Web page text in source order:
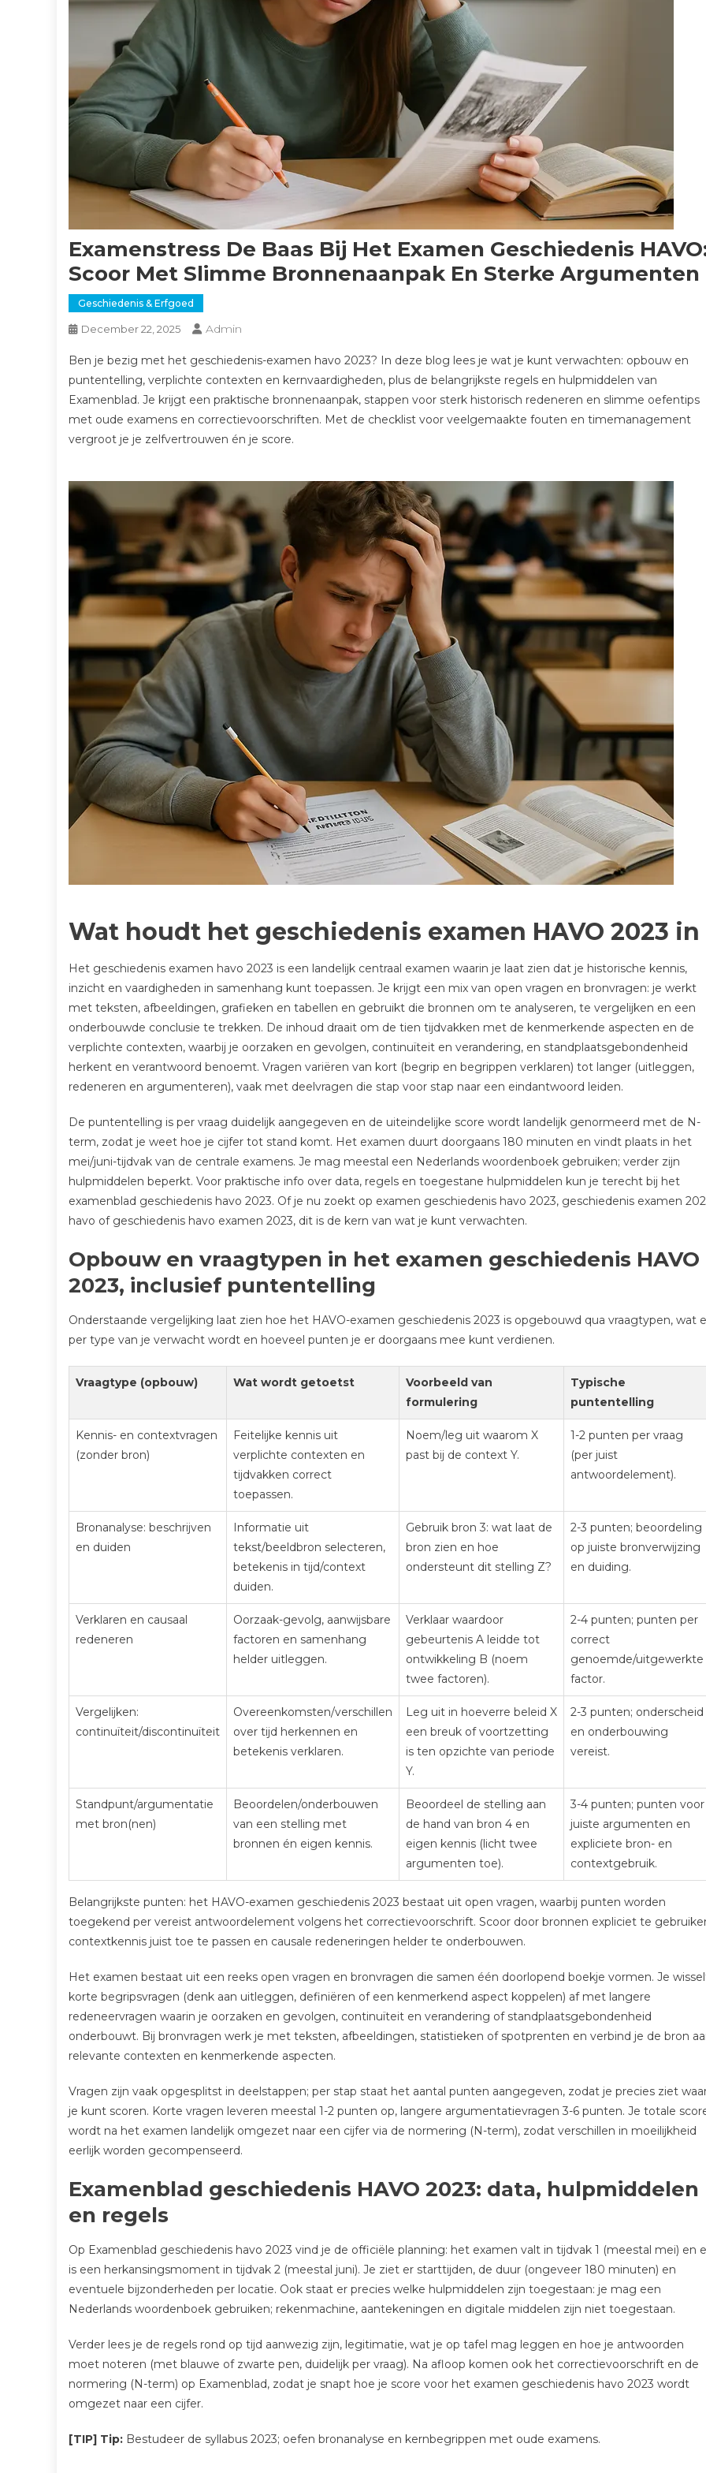
Examenstress De Baas Bij Het Examen Geschiedenis
Scoor Met Slimme Bronnenaanpak En Sterke Argumenten
Geschiedenis & Erfgoed
December 22, 2025 Admin
Ben je bezig met het geschiedenis-examen havo 2023? In deze blog lees je wat je kunt verwachten: opbouw en
puntentelling, verplichte contexten en kernvaardigheden, plus de belangrijkste regels en hulpmiddelen van
Examenblad. Je krijgt een praktische bronnenaanpak, stappen voor sterk historisch redeneren en slimme oefentips
met oude examens en correctievoorschriften. Met de checklist voor veelgemaakte fouten en timemanagement
vergroot je je zelfvertrouwen én je score.
Wat houdt het geschiedenis examen HAVO 2023 in
Het geschiedenis examen havo 2023 is een landelijk centraal examen waarin je laat zien dat je historische kennis,
inzicht en vaardigheden in samenhang kunt toepassen. Je krijgt een mix van open vragen en bronvragen: je werkt
met teksten, afbeeldingen, grafieken en tabellen en gebruikt die bronnen om te analyseren, te vergelijken en een
onderbouwde conclusie te trekken. De inhoud draait om de tien tijdvakken met de kenmerkende aspecten en de
verplichte contexten, waarbij je oorzaken en gevolgen, continuïteit en verandering, en standplaatsgebondenheid
herkent en verantwoord benoemt. Vragen variëren van kort (begrip en begrippen verklaren) tot langer (uitleggen,
redeneren en argumenteren), vaak met deelvragen die stap voor stap naar een eindantwoord leiden.
De puntentelling is per vraag duidelijk aangegeven en de uiteindelijke score wordt landelijk genormeerd met de N-
term, zodat je weet hoe je cijfer tot stand komt. Het examen duurt doorgaans 180 minuten en vindt plaats in het
mei/juni-tijdvak van de centrale examens. Je mag meestal een Nederlands woordenboek gebruiken; verder zijn
hulpmiddelen beperkt. Voor praktische info over data, regels en toegestane hulpmiddelen kun je terecht bij het
examenblad geschiedenis havo 2023. Of je nu zoekt op examen geschiedenis havo 2023, geschiedenis examen
havo of geschiedenis havo examen 2023, dit is de kern van wat je kunt verwachten.
Opbouw en vraagtypen in het examen geschiedenis HAVO
2023, inclusief puntentelling
Onderstaande vergelijking laat zien hoe het HAVO-examen geschiedenis 2023 is opgebouwd qua vraagtypen, wat
per type van je verwacht wordt en hoeveel punten je er doorgaans mee kunt verdienen.
Vraagtype (opbouw) Wat wordt getoetst
Voorbeeld van
formulering
Typische
puntentelling
Kennis- en contextvragen
(zonder bron)
Feitelijke kennis uit
verplichte contexten en
tijdvakken correct
toepassen.
Noem/leg uit waarom X
past bij de context Y.
1-2 punten per vraag
(per juist
antwoordelement).
Bronanalyse: beschrijven
en duiden
Informatie uit
tekst/beeldbron selecteren,
betekenis in tijd/context
duiden.
Gebruik bron 3: wat laat de
bron zien en hoe
ondersteunt dit stelling Z?
2-3 punten; beoordeling
op juiste bronverwijzing
en duiding.
Verklaren en causaal
redeneren
Oorzaak-gevolg, aanwijsbare
factoren en samenhang
helder uitleggen.
Verklaar waardoor
gebeurtenis A leidde tot
ontwikkeling B (noem
twee factoren).
2-4 punten; punten per
correct
genoemde/uitgewerkte
factor.
Vergelijken:
continuïteit/discontinuïteit
Overeenkomsten/verschillen
over tijd herkennen en
betekenis verklaren.
Leg uit in hoeverre beleid X
een breuk of voortzetting
is ten opzichte van periode
Y.
2-3 punten; onderscheid
en onderbouwing
vereist.
Standpunt/argumentatie
met bron(nen)
Beoordelen/onderbouwen
van een stelling met
bronnen én eigen kennis.
Beoordeel de stelling aan
de hand van bron 4 en
eigen kennis (licht twee
argumenten toe).
3-4 punten; punten voor
juiste argumenten en
expliciete bron- en
contextgebruik.
Belangrijkste punten: het HAVO-examen geschiedenis 2023 bestaat uit open vragen, waarbij punten worden
toegekend per vereist antwoordelement volgens het correctievoorschrift. Scoor door bronnen expliciet te
contextkennis juist toe te passen en causale redeneringen helder te onderbouwen.
Het examen bestaat uit een reeks open vragen en bronvragen die samen één doorlopend boekje vormen. Je
korte begripsvragen (denk aan uitleggen, definiëren of een kenmerkend aspect koppelen) af met langere
redeneervragen waarin je oorzaken en gevolgen, continuïteit en verandering of standplaatsgebondenheid
onderbouwt. Bij bronvragen werk je met teksten, afbeeldingen, statistieken of spotprenten en verbind je de bron
relevante contexten en kenmerkende aspecten.
Vragen zijn vaak opgesplitst in deelstappen; per stap staat het aantal punten aangegeven, zodat je precies ziet
je kunt scoren. Korte vragen leveren meestal 1-2 punten op, langere argumentatievragen 3-6 punten. Je totale
wordt na het examen landelijk omgezet naar een cijfer via de normering (N-term), zodat verschillen in moeilijkheid
eerlijk worden gecompenseerd.
Examenblad geschiedenis HAVO 2023: data, hulpmiddelen
en regels
Op Examenblad geschiedenis havo 2023 vind je de officiële planning: het examen valt in tijdvak 1 (meestal mei) en
is een herkansingsmoment in tijdvak 2 (meestal juni). Je ziet er starttijden, de duur (ongeveer 180 minuten) en
eventuele bijzonderheden per locatie. Ook staat er precies welke hulpmiddelen zijn toegestaan: je mag een
Nederlands woordenboek gebruiken; rekenmachine, aantekeningen en digitale middelen zijn niet toegestaan.
Verder lees je de regels rond op tijd aanwezig zijn, legitimatie, wat je op tafel mag leggen en hoe je antwoorden
moet noteren (met blauwe of zwarte pen, duidelijk per vraag). Na afloop komen ook het correctievoorschrift en de
normering (N-term) op Examenblad, zodat je snapt hoe je score voor het examen geschiedenis havo 2023 wordt
omgezet naar een cijfer.
[TIP] Tip: Bestudeer de syllabus 2023; oefen bronanalyse en kernbegrippen met oude examens.